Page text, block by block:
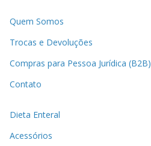
Quem Somos
Trocas e Devoluções
Compras para Pessoa Jurídica (B2B)
Contato
Dieta Enteral
Acessórios